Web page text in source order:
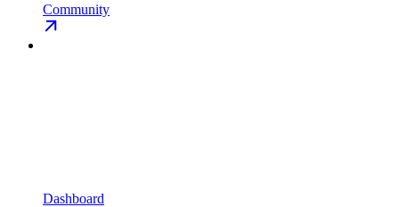
Community
Dashboard